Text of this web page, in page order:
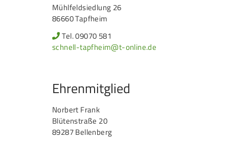
Mühlfeldsiedlung 26
86660 Tapfheim
Tel. 09070 581
schnell-tapfheim@t-online.de
Ehrenmitglied
Norbert Frank
Blütenstraße 20
89287 Bellenberg